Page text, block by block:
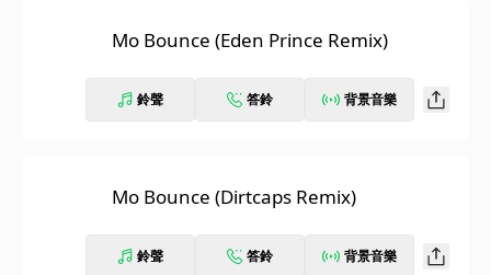
Mo Bounce (Eden Prince Remix)
鈴聲 答鈴 背景音樂
Mo Bounce (Dirtcaps Remix)
鈴聲 答鈴 背景音樂